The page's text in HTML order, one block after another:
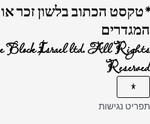
*טקסט הכתוב בלשון זכר
המגדרים
Block Israel ltd. All Rights
Reserved
תפריט נגישות